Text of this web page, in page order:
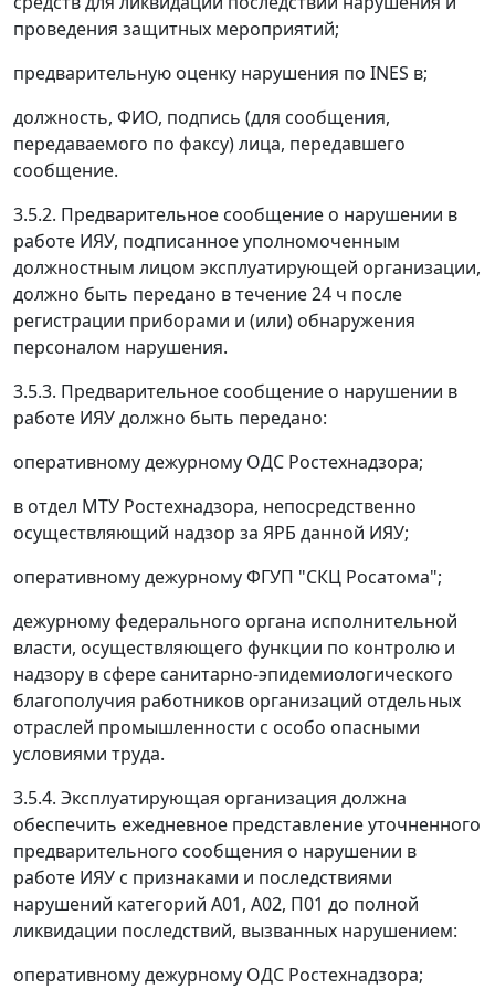
проведения защитных мероприятий;
предварительную оценку нарушения по INES в;
должность, ФИО, подпись (для сообщения,
передаваемого по факсу) лица, передавшего
сообщение.
3.5.2. Предварительное сообщение о нарушении в
работе ИЯУ, подписанное уполномоченным
должностным лицом эксплуатирующей организации,
должно быть передано в течение 24 ч после
регистрации приборами и (или) обнаружения
персоналом нарушения.
3.5.3. Предварительное сообщение о нарушении в
работе ИЯУ должно быть передано:
оперативному дежурному ОДС Ростехнадзора;
в отдел МТУ Ростехнадзора, непосредственно
осуществляющий надзор за ЯРБ данной ИЯУ;
оперативному дежурному ФГУП "СКЦ Росатома";
дежурному федерального органа исполнительной
власти, осуществляющего функции по контролю и
надзору в сфере санитарно-эпидемиологического
благополучия работников организаций отдельных
отраслей промышленности с особо опасными
условиями труда.
3.5.4. Эксплуатирующая организация должна
обеспечить ежедневное представление уточненного
предварительного сообщения о нарушении в
работе ИЯУ с признаками и последствиями
нарушений категорий А01, А02, П01 до полной
ликвидации последствий, вызванных нарушением:
оперативному дежурному ОДС Ростехнадзора;